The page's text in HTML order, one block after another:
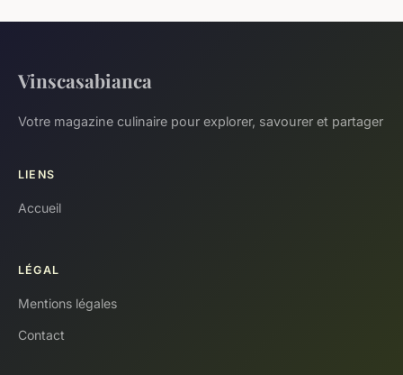
Vinscasabianca
Votre magazine culinaire pour explorer, savourer et partager
LIENS
Accueil
LÉGAL
Mentions légales
Contact